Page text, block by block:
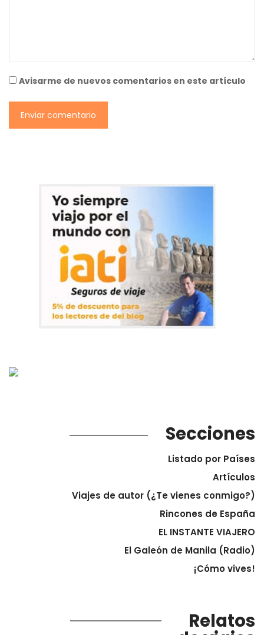
Avisarme de nuevos comentarios en este artículo
Secciones
Listado por Países
Artículos
Viajes de autor (¿Te vienes conmigo?)
Rincones de España
EL INSTANTE VIAJERO
El Galeón de Manila (Radio)
¡Cómo vives!
Relatos